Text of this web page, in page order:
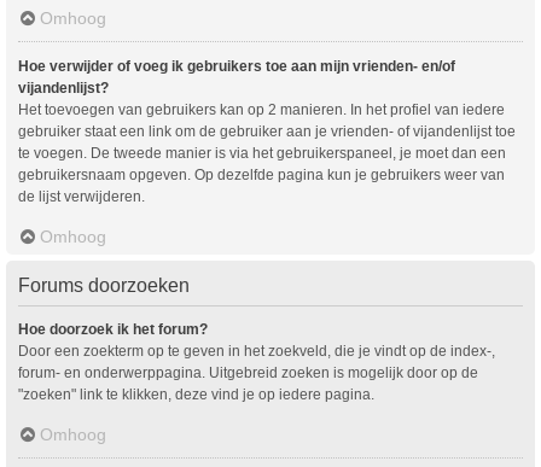
Omhoog
Hoe verwijder of voeg ik gebruikers toe aan mijn vrienden- en/of
vijandenlijst?
Het toevoegen van gebruikers kan op 2 manieren. In het profiel van iedere
gebruiker staat een link om de gebruiker aan je vrienden- of vijandenlijst toe
te voegen. De tweede manier is via het gebruikerspaneel, je moet dan een
gebruikersnaam opgeven. Op dezelfde pagina kun je gebruikers weer van
de lijst verwijderen.
Omhoog
Forums doorzoeken
Hoe doorzoek ik het forum?
Door een zoekterm op te geven in het zoekveld, die je vindt op de index-,
forum- en onderwerppagina. Uitgebreid zoeken is mogelijk door op de
"zoeken" link te klikken, deze vind je op iedere pagina.
Omhoog